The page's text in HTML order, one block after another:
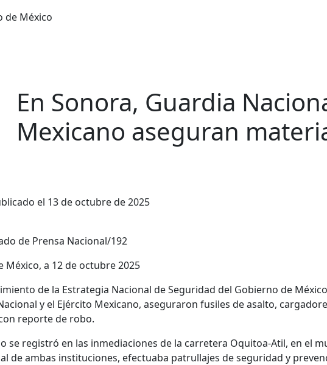
En Sonora, Guardia
Mexicano aseguran
el 13 de octubre de 2025
de Prensa Nacional/192
México, a 12 de octubre 2025
de la Estrategia Nacional de Seguridad del Gobierno de
y el Ejército Mexicano, aseguraron fusiles de asalto,
reporte de robo.
se registró en las inmediaciones de la carretera Oquitoa-Atil, en el
de ambas instituciones, efectuaba patrullajes de seguridad y